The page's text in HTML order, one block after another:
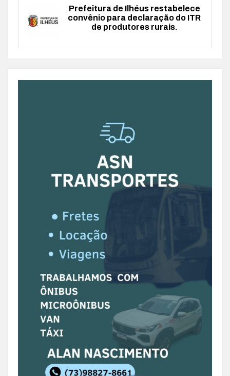
Prefeitura de Ilhéus restabelece
convênio para declaração do ITR
de produtores rurais.